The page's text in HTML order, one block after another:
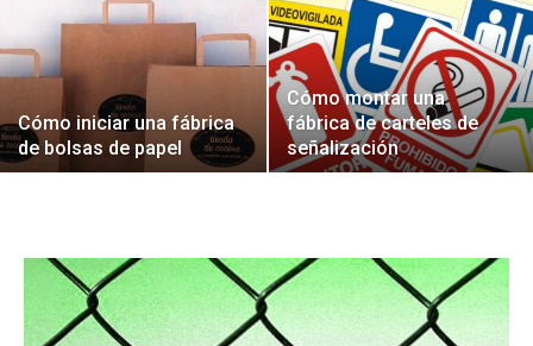
Cómo iniciar una fábrica
de bolsas de papel
Cómo montar una
fábrica de carteles de
señalización